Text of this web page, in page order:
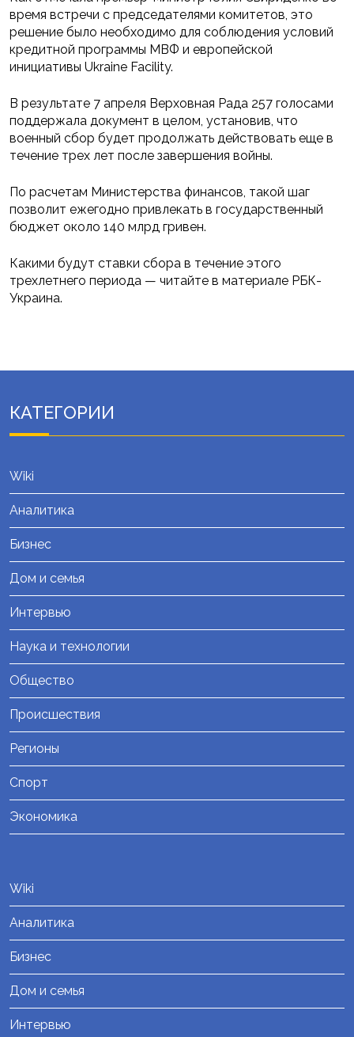
время встречи с председателями комитетов, это
решение было необходимо для соблюдения условий
кредитной программы МВФ и европейской
инициативы Ukraine Facility.
В результате 7 апреля Верховная Рада 257 голосами
поддержала документ в целом, установив, что
военный сбор будет продолжать действовать еще в
течение трех лет после завершения войны.
По расчетам Министерства финансов, такой шаг
позволит ежегодно привлекать в государственный
бюджет около 140 млрд гривен.
Какими будут ставки сбора в течение этого
трехлетнего периода — читайте в материале РБК-
Украина.
КАТЕГОРИИ
Wiki
Аналитика
Бизнес
Дом и семья
Интервью
Наука и технологии
Общество
Происшествия
Регионы
Спорт
Экономика
Wiki
Аналитика
Бизнес
Дом и семья
Интервью